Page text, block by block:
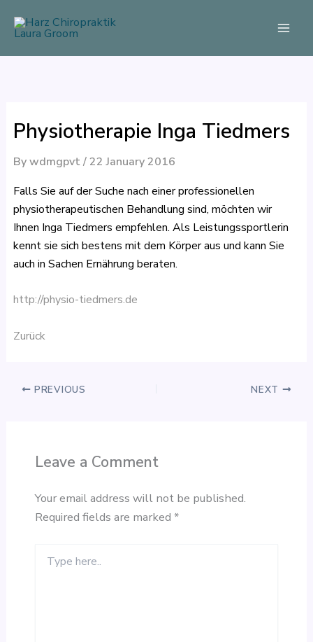
Physiotherapie Inga Tiedmers
Bywdmgpvt/22 January 2016
Falls Sie auf der Suche nach einer professionellen
physiotherapeutischen Behandlung sind, möchten wir
Ihnen Inga Tiedmers empfehlen. Als Leistungssportlerin
kennt sie sich bestens mit dem Körper aus und kann Sie
auch in Sachen Ernährung beraten.
http://physio-tiedmers.de
Zurück
PREVIOUS NEXT
Leave a Comment
Your email address will not be published.
Required fields are marked *
here..